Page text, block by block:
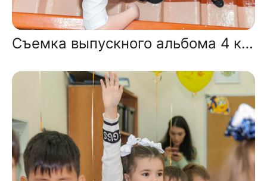
Съемка выпускного альбома 4 класса в школе